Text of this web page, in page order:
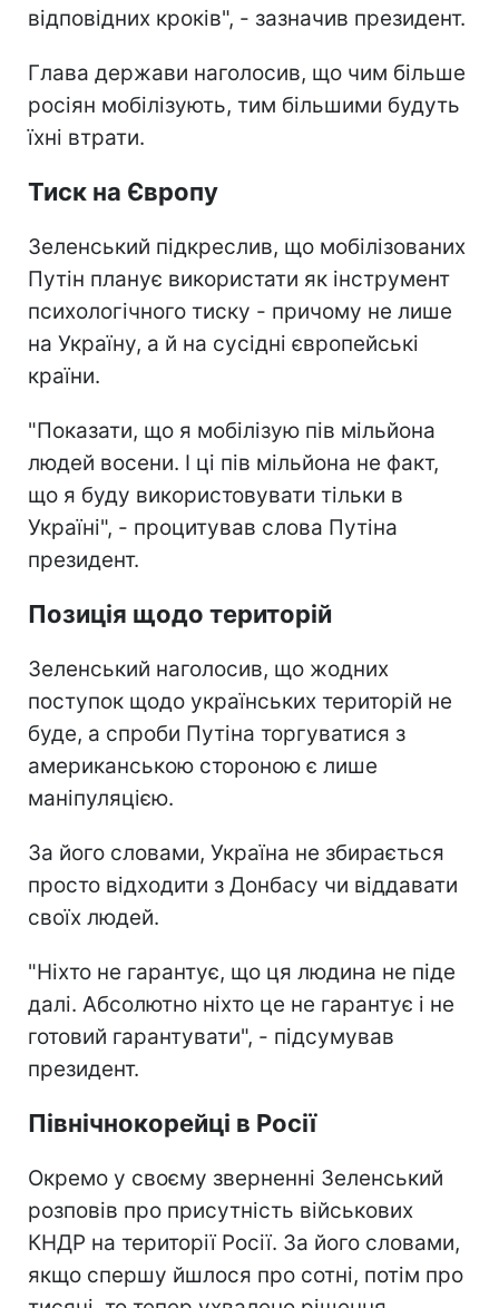
відповідних кроків", - зазначив президент.
Глава держави наголосив, що чим більше
росіян мобілізують, тим більшими будуть
їхні втрати.
Тиск на Європу
Зеленський підкреслив, що мобілізованих
Путін планує використати як інструмент
психологічного тиску - причому не лише
на Україну, а й на сусідні європейські
країни.
"Показати, що я мобілізую пів мільйона
людей восени. І ці пів мільйона не факт,
що я буду використовувати тільки в
Україні", - процитував слова Путіна
президент.
Позиція щодо територій
Зеленський наголосив, що жодних
поступок щодо українських територій не
буде, а спроби Путіна торгуватися з
американською стороною є лише
маніпуляцією.
За його словами, Україна не збирається
просто відходити з Донбасу чи віддавати
своїх людей.
"Ніхто не гарантує, що ця людина не піде
далі. Абсолютно ніхто це не гарантує і не
готовий гарантувати", - підсумував
президент.
Північнокорейці в Росії
Окремо у своєму зверненні Зеленський
розповів про присутність військових
КНДР на території Росії. За його словами,
якщо спершу йшлося про сотні, потім про